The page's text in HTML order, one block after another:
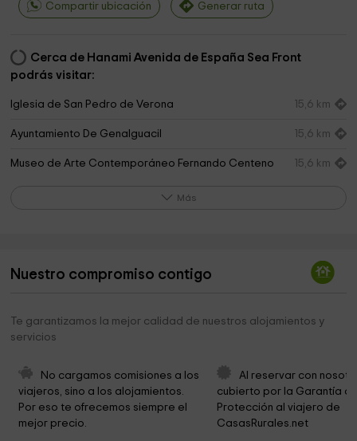
Compartir ubicación Generar ruta
Cerca de Hanami Avenida de España Sea Front
podrás visitar:
Iglesia de San Pedro de Verona 15,6 km
Ayuntamiento De Genalguacil 15,6 km
Museo de Arte Contemporáneo Fernando Centeno
15,6 km
Cloud House Farm 15,9 km
Vega Grande CASA NUEVA
Oasis de Mariposas Jubrique 16,7 km
Excelentisimo Ayuntamiento De Jubrique 16,7 km
Iglesia de San Francisco de Asis
Más
Nuestro compromiso contigo
Te garantizamos la mejor calidad de nuestros alojamientos y
servicios
No cargamos comisiones a los
viajeros, sino a los alojamientos.
Por eso te ofrecemos siempre el
mejor precio.
Al reservar con
cubierto por la Garantía
Protección al viajero de
CasasRurales.net